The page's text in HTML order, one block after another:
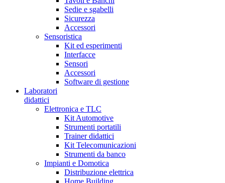
Sedie e sgabelli
Sicurezza
Accessori
Sensoristica
Kit ed esperimenti
Interfacce
Sensori
Accessori
Software di gestione
Laboratori
didattici
Elettronica e TLC
Kit Automotive
Strumenti portatili
Trainer didattici
Kit Telecomunicazioni
Strumenti da banco
Impianti e Domotica
Distribuzione elettrica
Home Building